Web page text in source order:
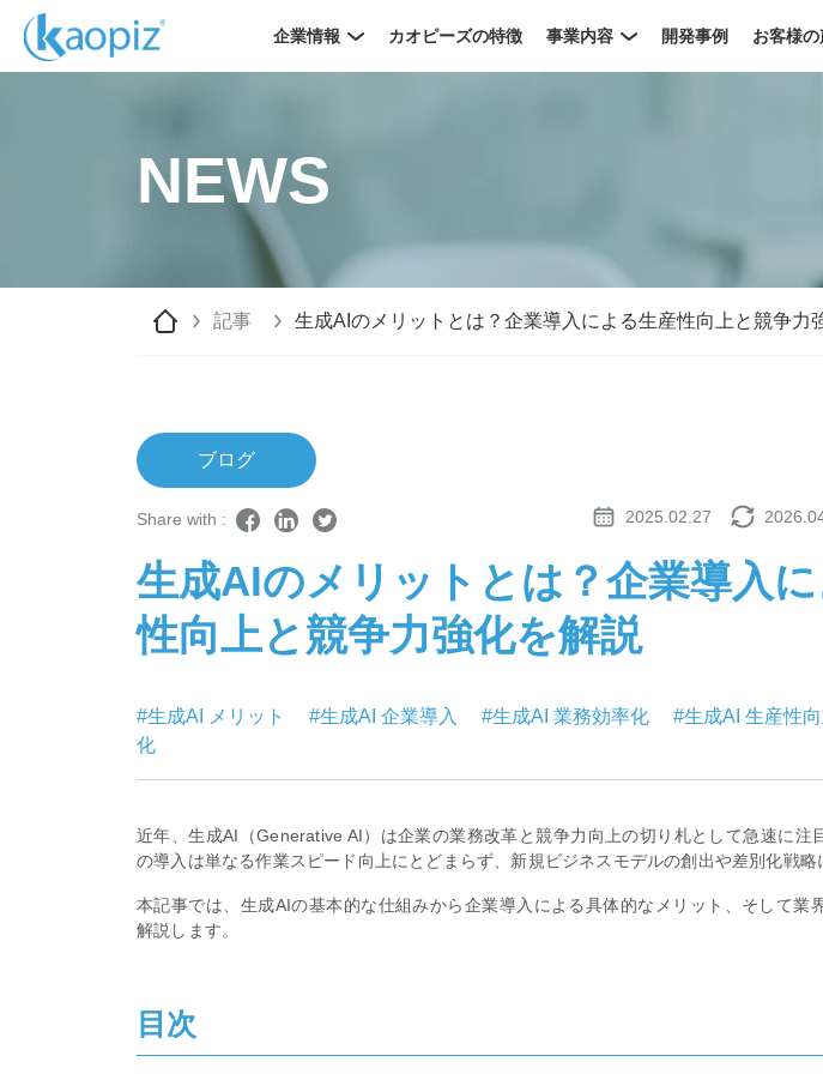
企業情報 カオピーズの特徴 事業内容 開発事例 お客様の
NEWS
記事 生成AIのメリットとは？企業導入による生産性向上と競争力
ブログ
Share with : 2025.02.27
生成AIのメリットとは？企業導入
性向上と競争力強化を解説
#生成AI メリット #生成AI 企業導入 #生成AI 業務効率化 #生成AI 生産性
化
近年、生成AI（Generative AI）は企業の業務改革と競争力向上の切り札として急速に注
の導入は単なる作業スピード向上にとどまらず、新規ビジネスモデルの創出や差別化戦略
本記事では、生成AIの基本的な仕組みから企業導入による具体的なメリット、そして業
解説します。
目次